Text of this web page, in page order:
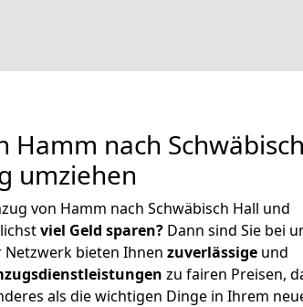
Hamm nach Schwäbisch
umziehen
von Hamm nach Schwäbisch Hall und
viel Geld sparen? Dann sind Sie bei
bieten Ihnen zuverlässige und
zu fairen Preisen,
als die wichtigen Dinge in Ihrem